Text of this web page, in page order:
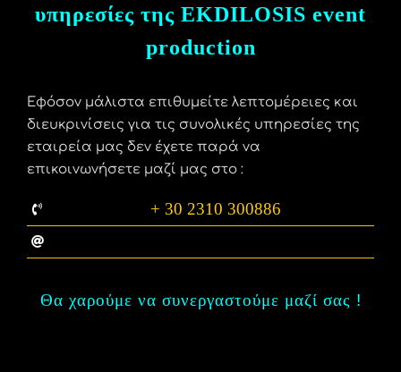
υπηρεσίες της EKDILOSIS event
production
Εφόσον μάλιστα επιθυμείτε λεπτομέρειες και
διευκρινίσεις για τις συνολικές υπηρεσίες της
εταιρεία μας δεν έχετε παρά να
επικοινωνήσετε μαζί μας στο :
+ 30 2310 300886
Θα χαρούμε να συνεργαστούμε μαζί σας !